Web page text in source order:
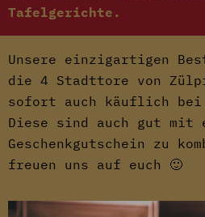
Tafelgerichte.
Unsere einzigartigen
die 4 Stadttore von
sofort auch käuflich bei
Diese sind auch gut mit
Geschenkgutschein zu
freuen uns auf euch 🙂